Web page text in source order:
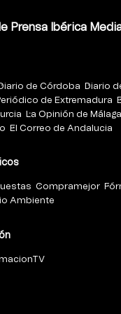
Prensa Ibérica
Diario de Córdoba Diario
de Extremadura
La Opinión de Málaga
El Correo de Andalucia
Compramejor
Ambiente